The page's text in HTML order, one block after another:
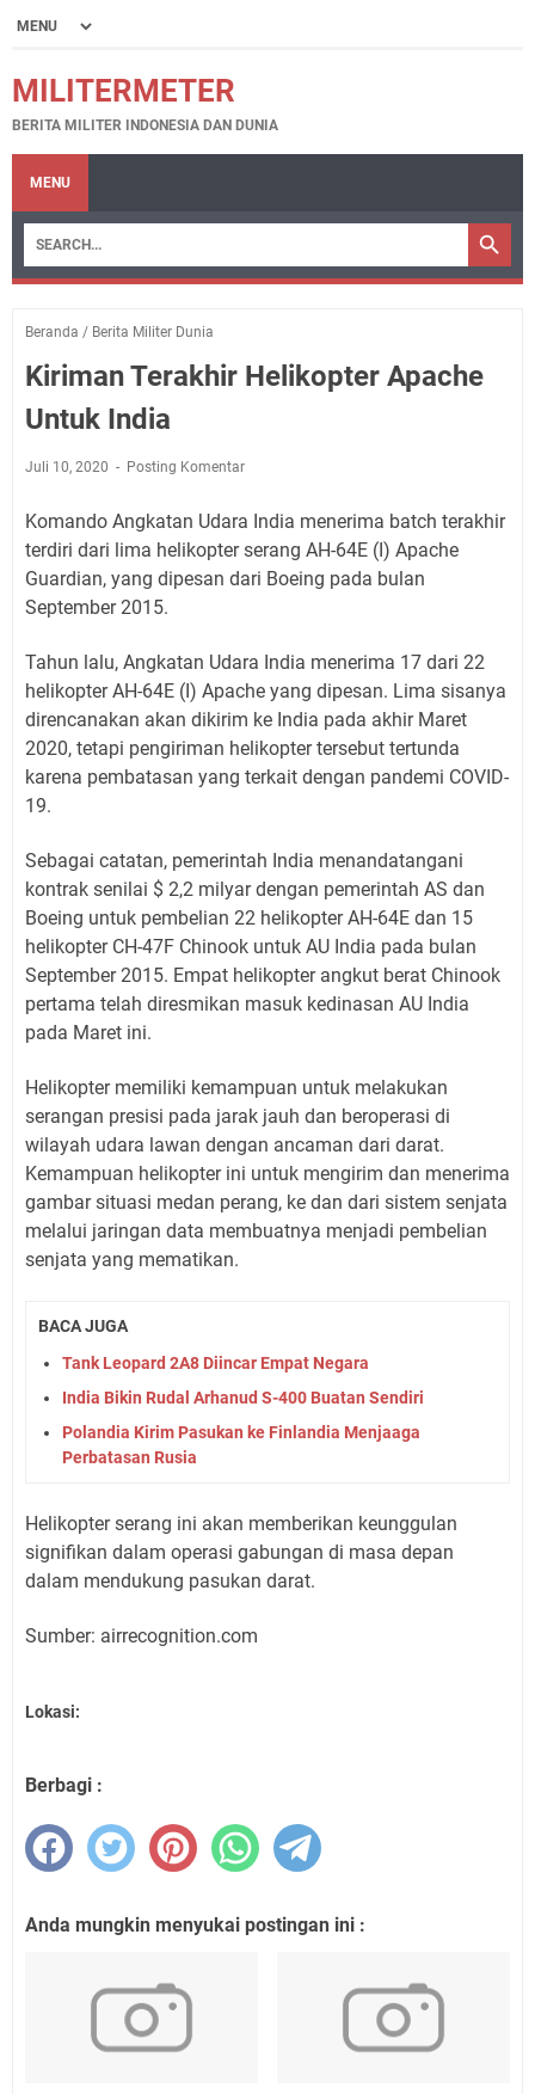
MILITERMETER
BERITA MILITER INDONESIA DAN DUNIA
MENU
Beranda / Berita Militer Dunia
Kiriman Terakhir Helikopter Apache
Untuk India
Juli 10, 2020 Posting Komentar
Komando Angkatan Udara India menerima batch terakhir
terdiri dari lima helikopter serang AH-64E (I) Apache
Guardian, yang dipesan dari Boeing pada bulan
September 2015.
Tahun lalu, Angkatan Udara India menerima 17 dari 22
helikopter AH-64E (I) Apache yang dipesan. Lima sisanya
direncanakan akan dikirim ke India pada akhir Maret
2020, tetapi pengiriman helikopter tersebut tertunda
karena pembatasan yang terkait dengan pandemi COVID-
19.
Sebagai catatan, pemerintah India menandatangani
kontrak senilai $ 2,2 milyar dengan pemerintah AS dan
Boeing untuk pembelian 22 helikopter AH-64E dan 15
helikopter CH-47F Chinook untuk AU India pada bulan
September 2015. Empat helikopter angkut berat Chinook
pertama telah diresmikan masuk kedinasan AU India
pada Maret ini.
Helikopter memiliki kemampuan untuk melakukan
serangan presisi pada jarak jauh dan beroperasi di
wilayah udara lawan dengan ancaman dari darat.
Kemampuan helikopter ini untuk mengirim dan menerima
gambar situasi medan perang, ke dan dari sistem senjata
melalui jaringan data membuatnya menjadi pembelian
senjata yang mematikan.
BACA JUGA
Tank Leopard 2A8 Diincar Empat Negara
India Bikin Rudal Arhanud S-400 Buatan Sendiri
Polandia Kirim Pasukan ke Finlandia Menjaaga
Perbatasan Rusia
Helikopter serang ini akan memberikan keunggulan
signifikan dalam operasi gabungan di masa depan
dalam mendukung pasukan darat.
Sumber: airrecognition.com
Lokasi:
Berbagi :
Anda mungkin menyukai postingan ini :